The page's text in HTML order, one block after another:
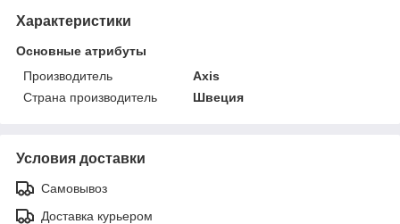
Характеристики
Основные атрибуты
Производитель
Axis
Страна производитель
Швеция
Условия доставки
Самовывоз
Доставка курьером